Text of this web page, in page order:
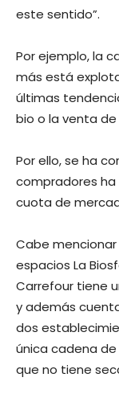
este sentido”.
Por ejemplo, la
más está
últimas
bio o la venta de
Por ello, se ha
compradores ha
cuota de
Cabe
espacios La
Carrefour tiene
y además
dos
única cadena
que no tiene